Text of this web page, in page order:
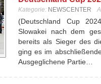
Kategorie: NEWSCENTER
(Deutschland Cup
Slowakei nach dem
bereits als Sieger des
ging es im
Ausgeglichene Partie…